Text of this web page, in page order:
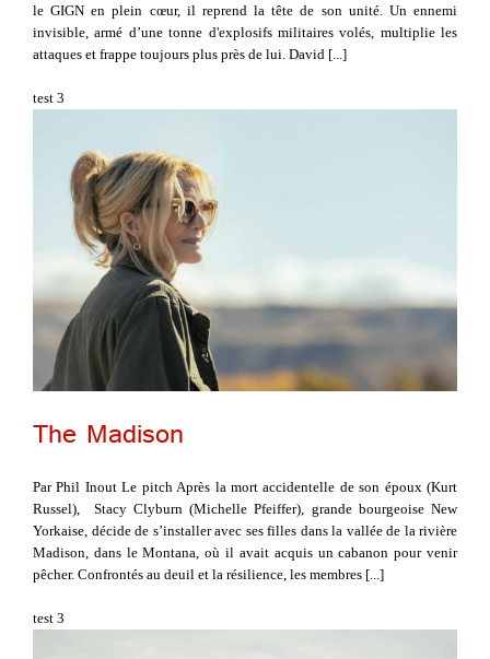
le GIGN en plein cœur, il reprend la tête de son unité. Un ennemi
invisible, armé d’une tonne d'explosifs militaires volés, multiplie les
attaques et frappe toujours plus près de lui. David [...]
test 3
The Madison
Par Phil Inout Le pitch Après la mort accidentelle de son époux (Kurt
Russel), Stacy Clyburn (Michelle Pfeiffer), grande bourgeoise New
Yorkaise, décide de s’installer avec ses filles dans la vallée de la rivière
Madison, dans le Montana, où il avait acquis un cabanon pour venir
pêcher. Confrontés au deuil et la résilience, les membres [...]
test 3